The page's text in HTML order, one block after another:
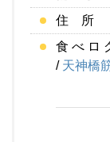
住 所
食 べ ロ
/ 天神橋